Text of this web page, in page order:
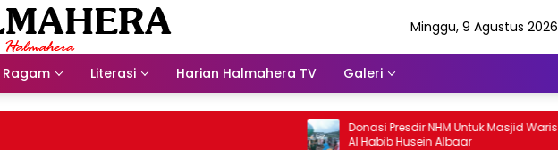
Minggu, 9 Agustus 2026
Ragam Literasi Harian Halmahera TV Galeri
Donasi Presdir NHM Untuk Masjid Warisan
Al Habib Husein Albaar